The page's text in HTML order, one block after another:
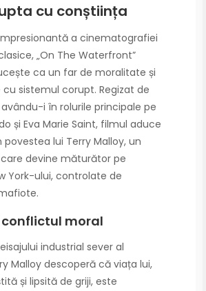
cu conștiința
a cinematografiei
„On The Waterfront”
ca un far de moralitate și
sistemul corupt. Regizat de
avându-i în rolurile principale pe
și Eva Marie Saint, filmul aduce
lui Terry Malloy, un
devine măturător pe
York-ului, controlate de
moral
industrial sever al
Malloy descoperă că viața lui,
și lipsită de griji, este